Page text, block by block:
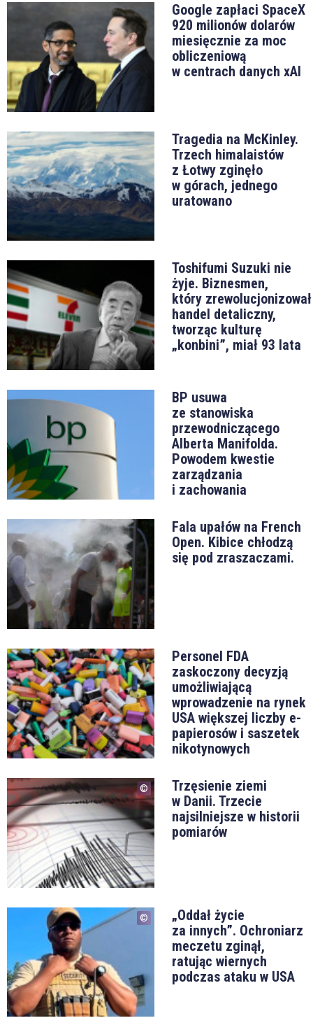
Google zapłaci SpaceX
920 milionów dolarów
miesięcznie za moc
obliczeniową
w centrach danych xAI
Tragedia na McKinley.
Trzech himalaistów
z Łotwy zginęło
w górach, jednego
uratowano
Toshifumi Suzuki nie
żyje. Biznesmen,
który zrewolucjonizował
handel detaliczny,
tworząc kulturę
„konbini”, miał 93 lata
BP usuwa
ze stanowiska
przewodniczącego
Alberta Manifolda.
Powodem kwestie
zarządzania
i zachowania
Fala upałów na French
Open. Kibice chłodzą
się pod zraszaczami.
Personel FDA
zaskoczony decyzją
umożliwiającą
wprowadzenie na rynek
USA większej liczby e-
papierosów i saszetek
nikotynowych
Trzęsienie ziemi
w Danii. Trzecie
najsilniejsze w historii
pomiarów
„Oddał życie
za innych”. Ochroniarz
meczetu zginął,
ratując wiernych
podczas ataku w USA